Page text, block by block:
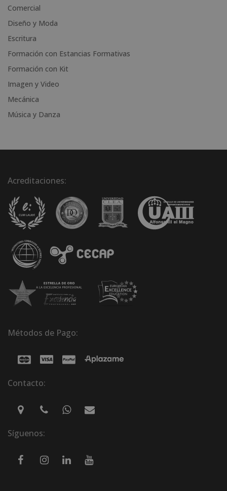
i
e
:
Comercial
Diseño y Moda
Escritura
Formación con Estancias Formativas
Formación con Kit
Imagen y Video
Mecánica
Música y Danza
Acreditaciones:
Métodos de Pago:
Contacto:
Síguenos: